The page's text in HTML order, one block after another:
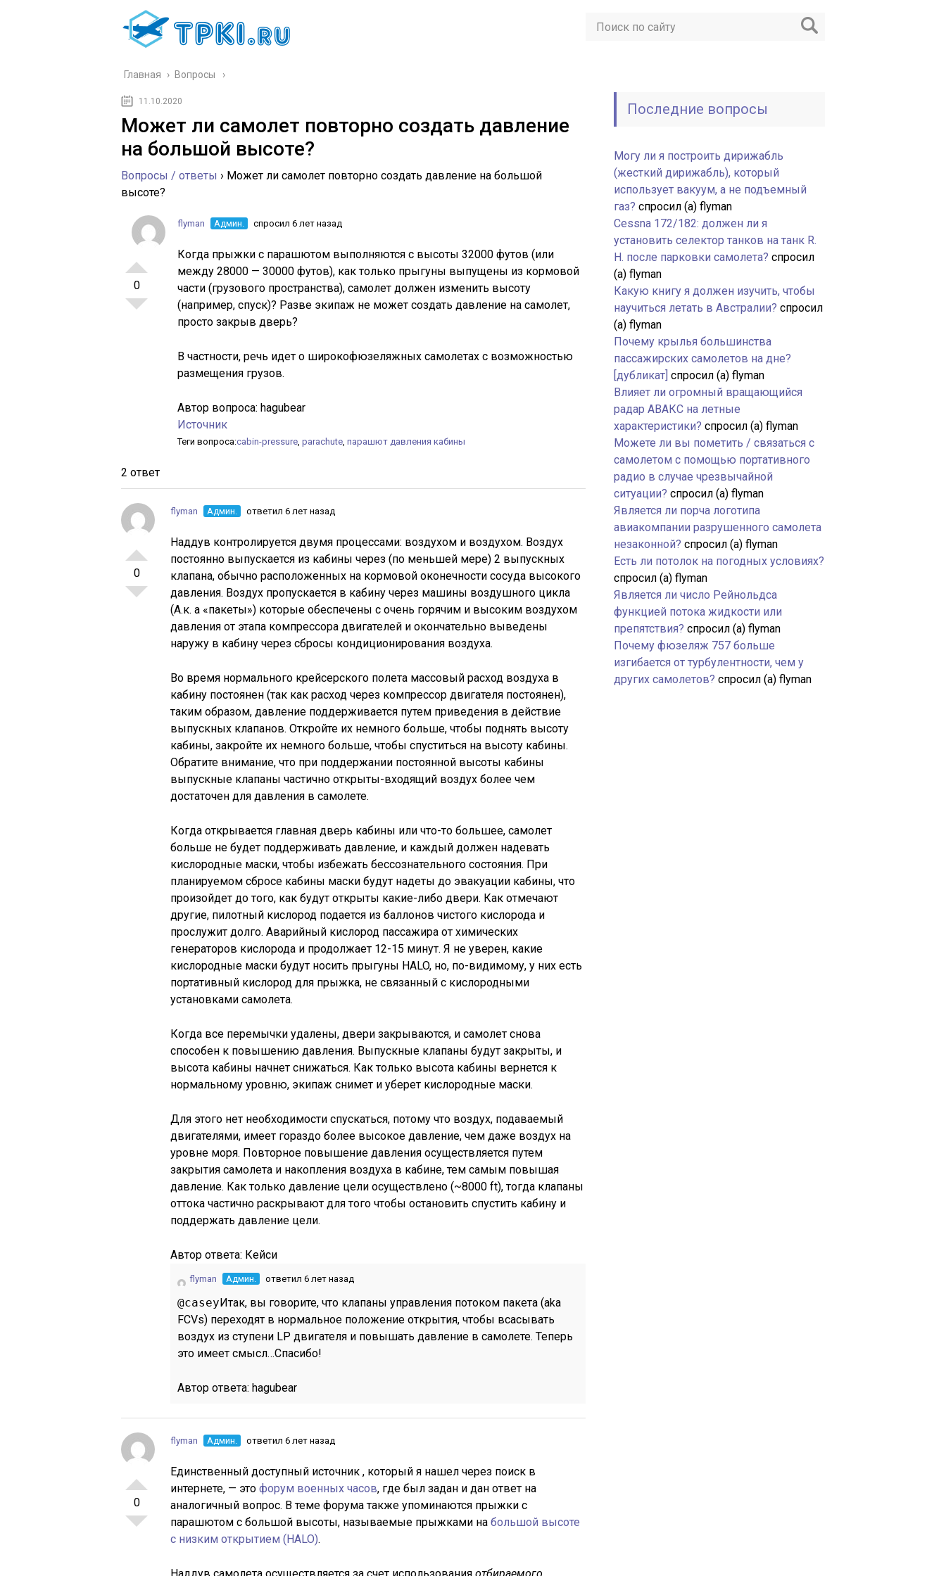
Главная › Вопросы
11.10.2020
Может ли самолет повторно создать давление
на большой высоте?
Вопросы / ответы › Может ли самолет повторно создать давление на большой
высоте?
0
flyman Админ. спросил 6 лет назад
Когда прыжки с парашютом выполняются с высоты 32000 футов (или
между 28000 — 30000 футов), как только прыгуны выпущены из кормовой
части (грузового пространства), самолет должен изменить высоту
(например, спуск)? Разве экипаж не может создать давление на самолет,
просто закрыв дверь?
В частности, речь идет о широкофюзеляжных самолетах с возможностью
размещения грузов.
Автор вопроса: hagubear
Источник
Теги вопроса:cabin-pressure, parachute, парашют давления кабины
2 ответ
0
flyman Админ. ответил 6 лет назад
Наддув контролируется двумя процессами: воздухом и воздухом. Воздух
постоянно выпускается из кабины через (по меньшей мере) 2 выпускных
клапана, обычно расположенных на кормовой оконечности сосуда высокого
давления. Воздух пропускается в кабину через машины воздушного цикла
(A.к. a «пакеты») которые обеспечены с очень горячим и высоким воздухом
давления от этапа компрессора двигателей и окончательно выведены
наружу в кабину через сбросы кондиционирования воздуха.
Во время нормального крейсерского полета массовый расход воздуха в
кабину постоянен (так как расход через компрессор двигателя постоянен),
таким образом, давление поддерживается путем приведения в действие
выпускных клапанов. Откройте их немного больше, чтобы поднять высоту
кабины, закройте их немного больше, чтобы спуститься на высоту кабины.
Обратите внимание, что при поддержании постоянной высоты кабины
выпускные клапаны частично открыты-входящий воздух более чем
достаточен для давления в самолете.
Когда открывается главная дверь кабины или что-то большее, самолет
больше не будет поддерживать давление, и каждый должен надевать
кислородные маски, чтобы избежать бессознательного состояния. При
планируемом сбросе кабины маски будут надеты до эвакуации кабины, что
произойдет до того, как будут открыты какие-либо двери. Как отмечают
другие, пилотный кислород подается из баллонов чистого кислорода и
прослужит долго. Аварийный кислород пассажира от химических
генераторов кислорода и продолжает 12-15 минут. Я не уверен, какие
кислородные маски будут носить прыгуны HALO, но, по-видимому, у них есть
портативный кислород для прыжка, не связанный с кислородными
установками самолета.
Когда все перемычки удалены, двери закрываются, и самолет снова
способен к повышению давления. Выпускные клапаны будут закрыты, и
высота кабины начнет снижаться. Как только высота кабины вернется к
нормальному уровню, экипаж снимет и уберет кислородные маски.
Для этого нет необходимости спускаться, потому что воздух, подаваемый
двигателями, имеет гораздо более высокое давление, чем даже воздух на
уровне моря. Повторное повышение давления осуществляется путем
закрытия самолета и накопления воздуха в кабине, тем самым повышая
давление. Как только давление цели осуществлено (~8000 ft), тогда клапаны
оттока частично раскрывают для того чтобы остановить спустить кабину и
поддержать давление цели.
Автор ответа: Кейси
flyman Админ. ответил 6 лет назад
@caseyИтак, вы говорите, что клапаны управления потоком пакета (aka
FCVs) переходят в нормальное положение открытия, чтобы всасывать
воздух из ступени LP двигателя и повышать давление в самолете. Теперь
это имеет смысл…Спасибо!
Автор ответа: hagubear
0
flyman Админ. ответил 6 лет назад
Единственный доступный источник , который я нашел через поиск в
интернете, — это форум военных часов, где был задан и дан ответ на
аналогичный вопрос. В теме форума также упоминаются прыжки с
парашютом с большой высоты, называемые прыжками на большой высоте
с низким открытием (HALO).
Последние вопросы
Могу ли я построить дирижабль
(жесткий дирижабль), который
использует вакуум, а не подъемный
газ? спросил (а) flyman
Cessna 172/182: должен ли я
установить селектор танков на танк R.
H. после парковки самолета? спросил
(а) flyman
Какую книгу я должен изучить, чтобы
научиться летать в Австралии? спросил
(а) flyman
Почему крылья большинства
пассажирских самолетов на дне?
[дубликат] спросил (а) flyman
Влияет ли огромный вращающийся
радар АВАКС на летные
характеристики? спросил (а) flyman
Можете ли вы пометить / связаться с
самолетом с помощью портативного
радио в случае чрезвычайной
ситуации? спросил (а) flyman
Является ли порча логотипа
авиакомпании разрушенного самолета
незаконной? спросил (а) flyman
Есть ли потолок на погодных условиях?
спросил (а) flyman
Является ли число Рейнольдса
функцией потока жидкости или
препятствия? спросил (а) flyman
Почему фюзеляж 757 больше
изгибается от турбулентности, чем у
других самолетов? спросил (а) flyman